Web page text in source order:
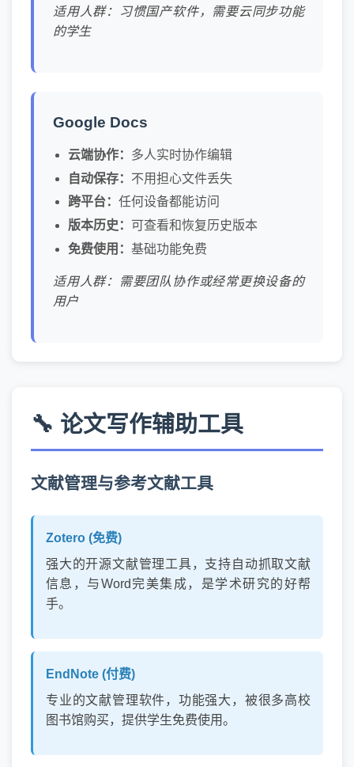
适用人群：习惯国产软件，需要云同步功能
的学生
Google Docs
云端协作： 多人实时协作编辑
自动保存： 不用担心文件丢失
跨平台：任何设备都能访问
版本历史： 可查看和恢复历史版本
免费使用：基础功能免费
适用人群：需要团队协作或经常更换设备的
用户
🔧 论文写作辅助工具
文献管理与参考文献工具
Zotero (免费)
强大的开源文献管理工具，支持自动抓取文献
信息，与Word完美集成，是学术研究的好帮
手。
EndNote (付费)
专业的文献管理软件，功能强大，被很多高校
图书馆购买，提供学生免费使用。